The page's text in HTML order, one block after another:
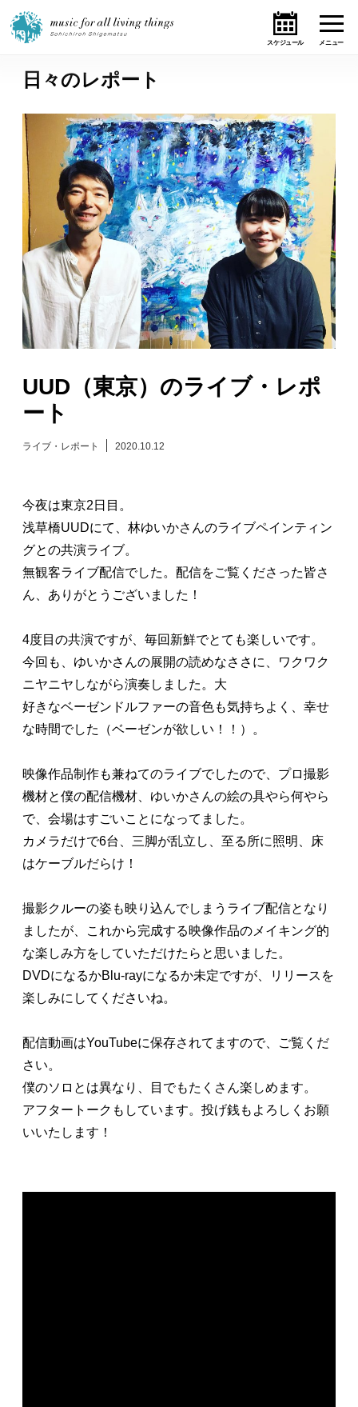
ホーム
ニュース
テーマ
ライブ・スケジュール
作品
オンライン・ショップ
ギャラリー
日々のレポート
演奏依頼
お問い合わせ
日々のレポート
UUD（東京）のライブ・レポ
ート
ライブ・レポート 2020.10.12
今夜は東京2日目。
浅草橋UUDにて、林ゆいかさんのライブペインティン
グとの共演ライブ。
無観客ライブ配信でした。配信をご覧くださった皆さ
ん、ありがとうございました！
4度目の共演ですが、毎回新鮮でとても楽しいです。
今回も、ゆいかさんの展開の読めなささに、ワクワク
ニヤニヤしながら演奏しました。大
好きなベーゼンドルファーの音色も気持ちよく、幸せ
な時間でした（ベーゼンが欲しい！！）。
映像作品制作も兼ねてのライブでしたので、プロ撮影
機材と僕の配信機材、ゆいかさんの絵の具やら何やら
で、会場はすごいことになってました。
カメラだけで6台、三脚が乱立し、至る所に照明、床
はケーブルだらけ！
撮影クルーの姿も映り込んでしまうライブ配信となり
ましたが、これから完成する映像作品のメイキング的
な楽しみ方をしていただけたらと思いました。
DVDになるかBlu-rayになるか未定ですが、リリースを
楽しみにしてくださいね。
配信動画はYouTubeに保存されてますので、ご覧くだ
さい。
僕のソロとは異なり、目でもたくさん楽しめます。
アフタートークもしています。投げ銭もよろしくお願
いいたします！